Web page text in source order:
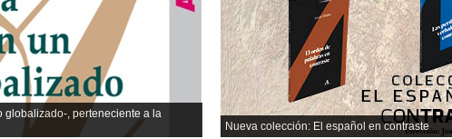
globalizado-, perteneciente a la
Nueva colección: El español en contraste